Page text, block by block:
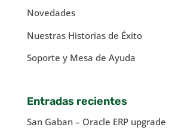
Novedades
Nuestras Historias de Éxito
Soporte y Mesa de Ayuda
Entradas recientes
San Gaban – Oracle ERP upgrade